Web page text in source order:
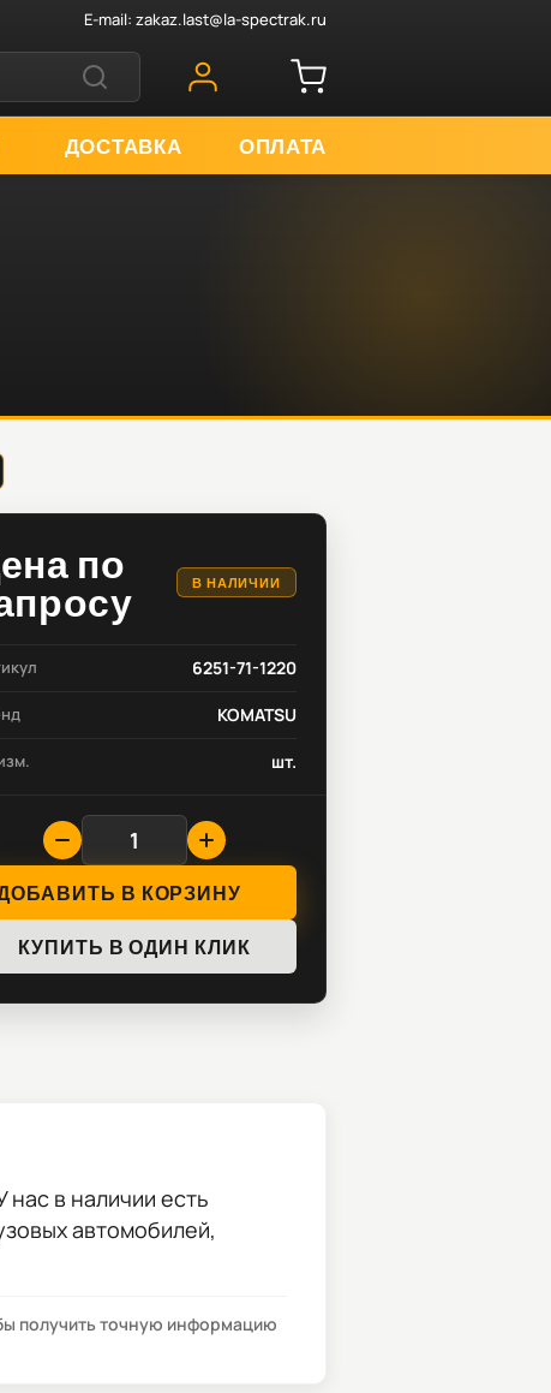
E-mail: zakaz.last@la-spectrak.ru
ДОСТАВКА ОПЛАТА
по
В НАЛИЧИИ
6251-71-1220
KOMATSU
шт.
В КОРЗИНУ
КУПИТЬ В ОДИН КЛИК
в наличии есть
автомобилей,
получить точную информацию